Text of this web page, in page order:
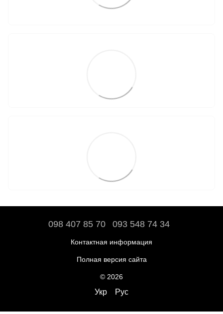
098 407 85 70 093 548 74 34
Контактная информация
Полная версия сайта
© 2026
Укр Рус